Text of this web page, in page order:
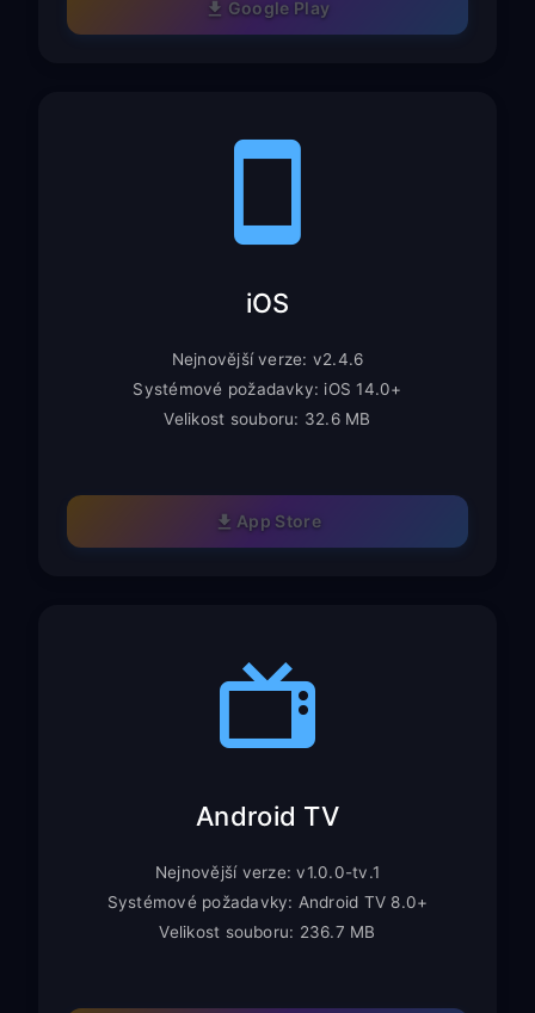
Google Play
iOS
Nejnovější verze: v2.4.6
Systémové požadavky: iOS 14.0+
Velikost souboru: 32.6 MB
App Store
Android TV
Nejnovější verze: v1.0.0-tv.1
Systémové požadavky: Android TV 8.0+
Velikost souboru: 236.7 MB